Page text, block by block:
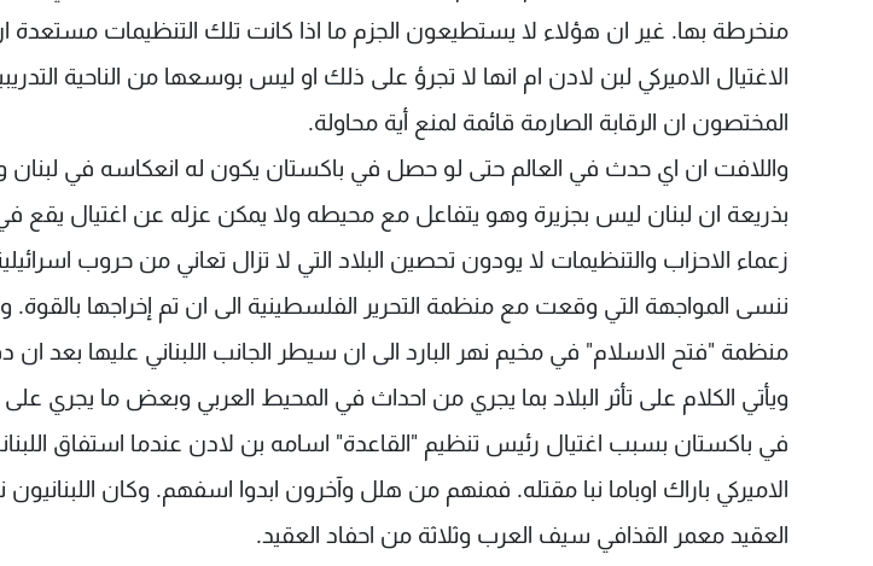
منخرطة بها. غير ان هؤلاء لا يستطيعون الجزم ما اذا كانت تلك التنظيمات مستعدة
الاغتيال الاميركي لبن لادن ام انها لا تجرؤ على ذلك او ليس بوسعها من الناحية
المختصون ان الرقابة الصارمة قائمة لمنع أية محاولة.
واللافت ان اي حدث في العالم حتى لو حصل في باكستان يكون له انعكاسه في لبنان
بذريعة ان لبنان ليس بجزيرة وهو يتفاعل مع محيطه ولا يمكن عزله عن اغتيال
زعماء الاحزاب والتنظيمات لا يودون تحصين البلاد التي لا تزال تعاني من حروب
ننسى المواجهة التي وقعت مع منظمة التحرير الفلسطينية الى ان تم إخراجها
منظمة "فتح الاسلام" في مخيم نهر البارد الى ان سيطر الجانب اللبناني عليها بعد
ويأتي الكلام على تأثر البلاد بما يجري من احداث في المحيط العربي وبعض ما يجري
في باكستان بسبب اغتيال رئيس تنظيم "القاعدة" اسامه بن لادن عندما استفاق
الاميركي باراك اوباما نبا مقتله. فمنهم من هلل وآخرون ابدوا اسفهم. وكان اللبنانيون
العقيد معمر القذافي سيف العرب وثلاثة من احفاد العقيد.